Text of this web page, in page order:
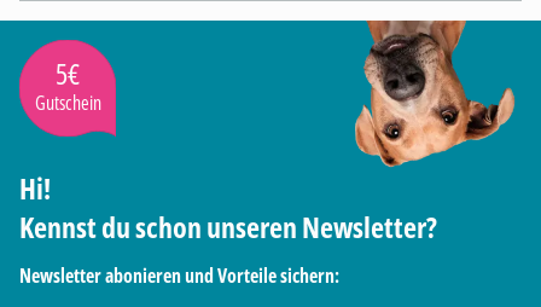
5€
Gutschein
Hi!
Kennst du schon unseren Newsletter?
Newsletter abonieren und Vorteile sichern: